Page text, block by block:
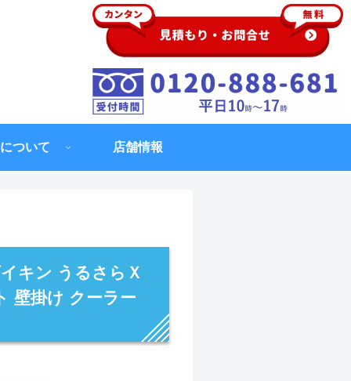
ついて 店舗情報
キン うるさらＸ
壁掛け クーラー